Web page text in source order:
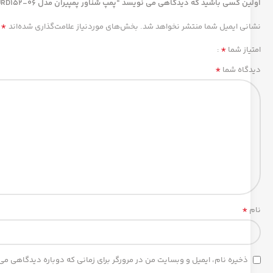
اولین کسی باشید که دیدگاهی می نویسد “پمپ شناور پمپیران مدل URD152-06”
نشانی ایمیل شما منتشر نخواهد شد. بخش‌های موردنیاز علامت‌گذاری شده‌اند *
امتیاز شما *
دیدگاه شما *
نام *
ذخیره نام، ایمیل و وبسایت من در مرورگر برای زمانی که دوباره دیدگاهی